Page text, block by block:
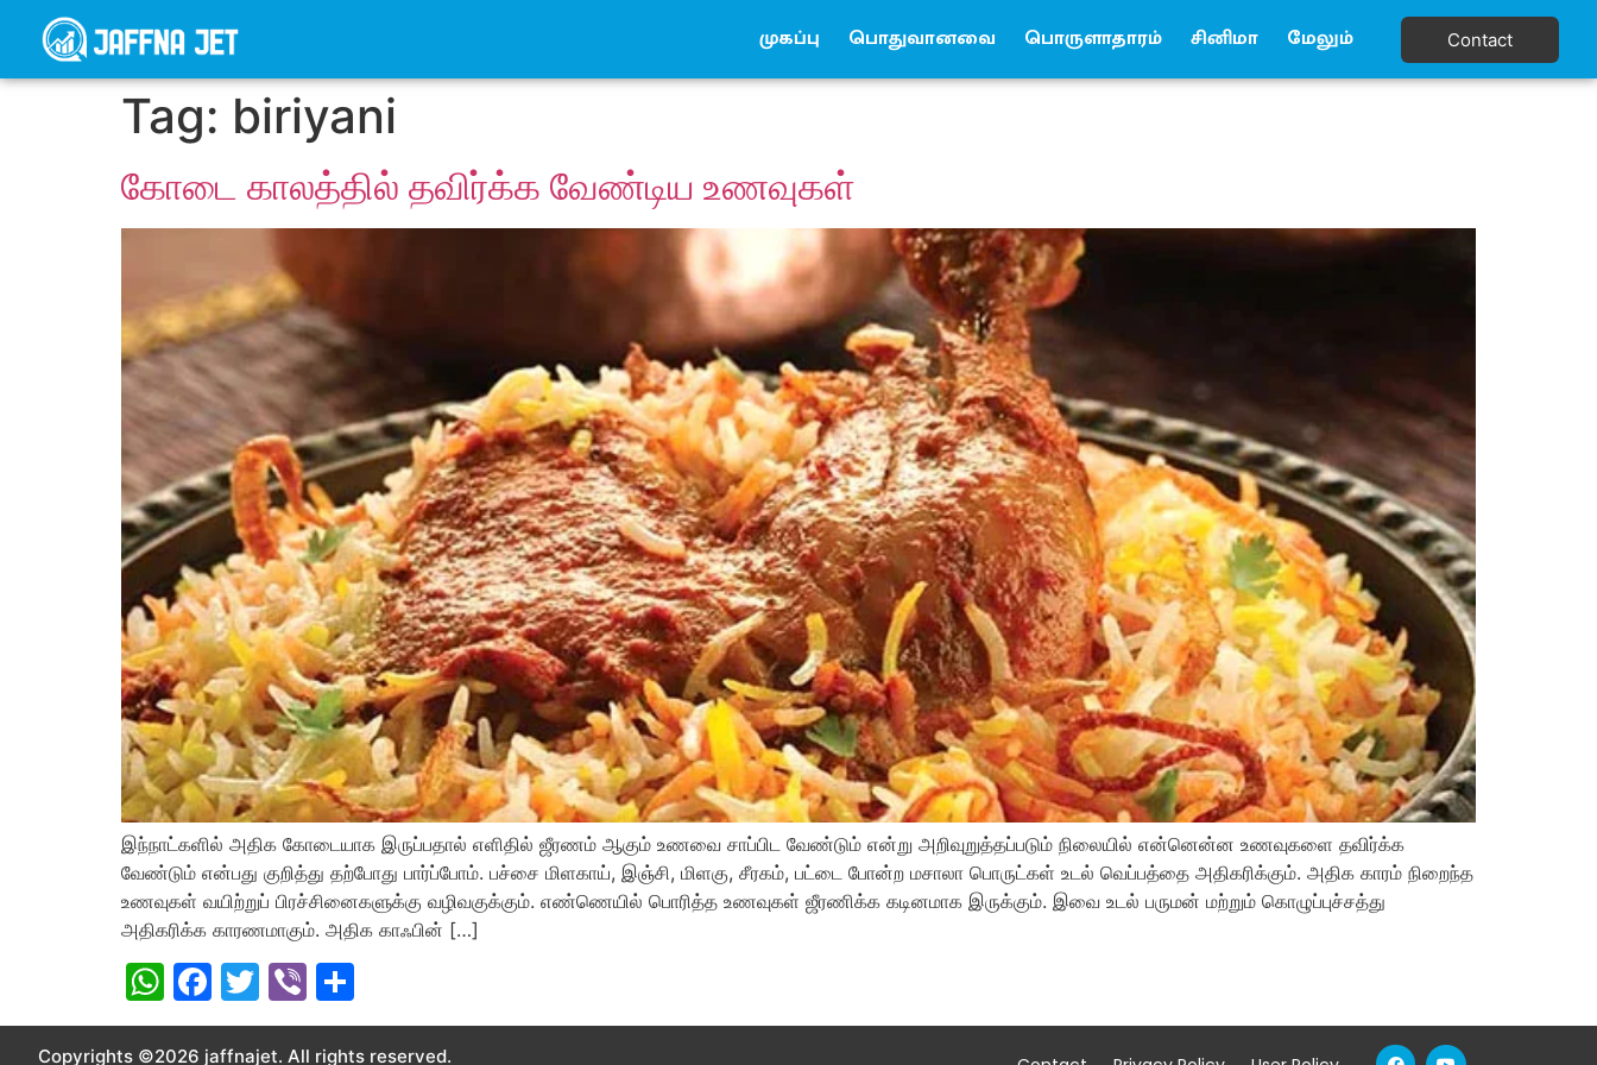
முகப்பு பொதுவானவை பொருளாதாரம் சினிமா மேலும் Contact
Tag: biriyani
கோடை காலத்தில் தவிர்க்க வேண்டிய உணவுகள்
இந்நாட்களில் அதிக கோடையாக இருப்பதால் எளிதில் ஜீரணம் ஆகும் உணவை சாப்பிட வேண்டும் என்று அறிவுறுத்தப்படும் நிலையில் என்னென்ன உணவுகளை தவிர்க்க
வேண்டும் என்பது குறித்து தற்போது பார்ப்போம். பச்சை மிளகாய், இஞ்சி, மிளகு, சீரகம், பட்டை போன்ற மசாலா பொருட்கள் உடல் வெப்பத்தை அதிகரிக்கும். அதிக காரம் நிறைந்த
உணவுகள் வயிற்றுப் பிரச்சினைகளுக்கு வழிவகுக்கும். எண்ணெயில் பொரித்த உணவுகள் ஜீரணிக்க கடினமாக இருக்கும். இவை உடல் பருமன் மற்றும் கொழுப்புச்சத்து
அதிகரிக்க காரணமாகும். அதிக காஃபின் […]
WhatsApp
Facebook
Twitter
Viber
Copyrights ©2026 jaffnajet. All rights reserved.